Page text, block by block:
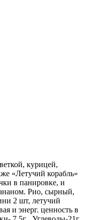
курицей,
«Летучий корабль»
в панировке, и
Рио, сырный,
2 шт, летучий
и энерг. ценность в